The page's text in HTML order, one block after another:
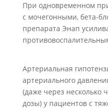
При одновременном
с мочегонными, бета-
препарата Энап
Артериальная
артериального
(даже через несколько
дозы) у пациентов с